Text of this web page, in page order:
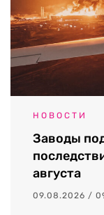
НОВОСТИ
Заводы
августа
09.08.2026 /